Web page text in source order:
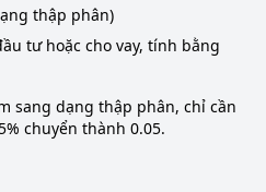
thập phân)
tư hoặc cho vay, tính bằng
sang dạng thập phân, chỉ cần
chuyển thành 0.05.